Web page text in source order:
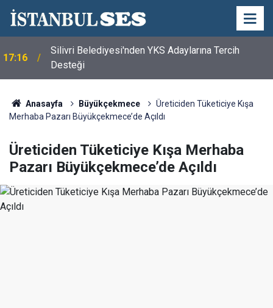
17:16
Silivri Belediyesi'nden YKS Adaylarına Tercih
Desteği
Anasayfa Büyükçekmece
Üreticiden Tüketiciye Kışa
Merhaba Pazarı Büyükçekmece’de Açıldı
Üreticiden Tüketiciye Kışa Merhaba
Pazarı Büyükçekmece’de Açıldı